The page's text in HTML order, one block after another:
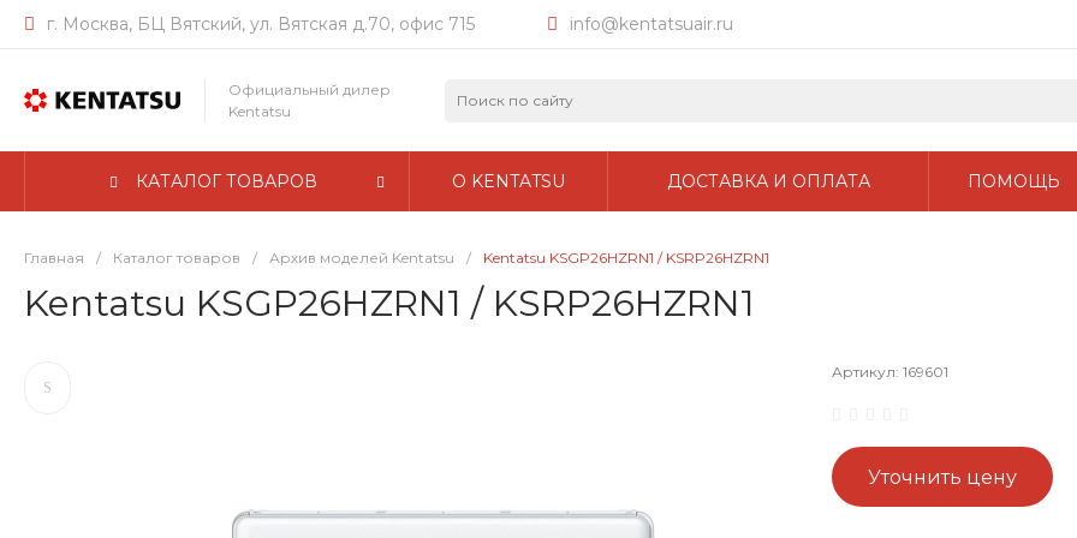
г. Москва, БЦ Вятский, ул. Вятская д.70, офис 715 info@kentatsuair.ru
Официальный дилер
Kentatsu
КАТАЛОГ ТОВАРОВ О KENTATSU ДОСТАВКА И ОПЛАТА ПОМОЩЬ
Главная / Каталог товаров / Архив моделей Kentatsu / Kentatsu KSGP26HZRN1 / KSRP26HZRN1
Kentatsu KSGP26HZRN1 / KSRP26HZRN1
Артикул: 169601
Уточнить цену